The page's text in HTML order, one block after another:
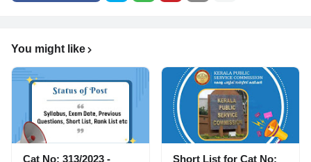
You might like
Cat No: 313/2023 -
Short List for Cat No: